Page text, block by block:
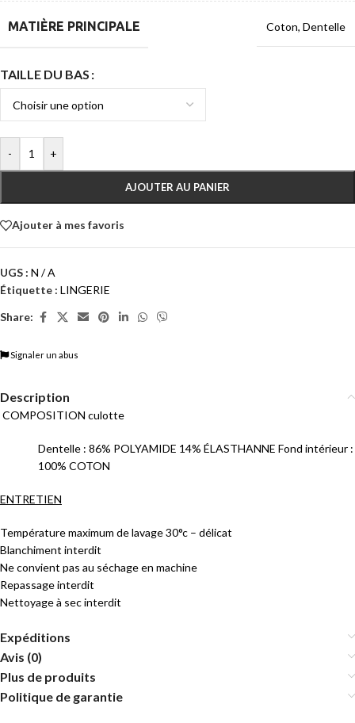
MATIÈRE PRINCIPALE Coton, Dentelle
TAILLE DU BAS
- +
AJOUTER AU PANIER
Ajouter à mes favoris
UGS : N / A
Étiquette : LINGERIE
Share:
Signaler un abus
Description
COMPOSITION culotte
Dentelle : 86% POLYAMIDE 14% ÉLASTHANNE Fond intérieur :
100% COTON
ENTRETIEN
Température maximum de lavage 30°c – délicat
Blanchiment interdit
Ne convient pas au séchage en machine
Repassage interdit
Nettoyage à sec interdit
Expéditions
Avis (0)
Plus de produits
Politique de garantie